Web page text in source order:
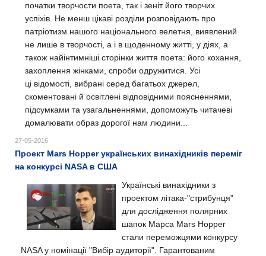
початки творчости поета, так і зеніт його творчих
успіхів. Не менш цікаві розділи розповідають про
патріотизм нашого національного велетня, виявлений
не лише в творчості, а і в щоденному житті, у діях, а
також найінтимніші сторінки життя поета: його кохання,
захоплення жінками, спроби одружитися. Усі
ці відомості, вибрані серед багатьох джерел,
скоментовані й освітлені відповідними поясненнями,
підсумками та узагальненнями, допоможуть читачеві
домалювати образ дорогої нам людини...
27-05-2016
Проект Mars Hopper українських винахідників переміг
на конкурсі NASA в США
Українські винахідники з
проектом літака-"стрибунця"
для дослідження полярних
шапок Марса Mars Hopper
стали переможцями конкурсу
NASA у номінації "Вибір аудиторії". Гарантованим